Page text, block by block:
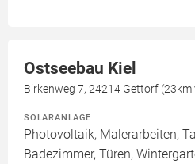
Ostseebau Kiel
Birkenweg 7, 24214 Gettorf
SOLARANLAGE
Photovoltaik, Malerarbeiten,
Badezimmer, Türen,